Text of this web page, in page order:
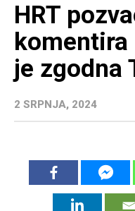
HRT
komentira
je zgodna
2 SRPNJA, 2024